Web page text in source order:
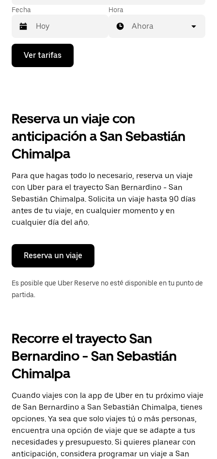
Fecha
Presiona
flecha
el
y
selecciona
una
Presiona
la
tecla Esc
para
cerrar
el
calendario.
Hora
Ahora
Ver tarifas
Reserva un viaje con
anticipación a San Sebastián
Chimalpa
Para que hagas todo lo necesario, reserva un viaje
con Uber para el trayecto San Bernardino - San
Sebastián Chimalpa. Solicita un viaje hasta 90 días
antes de tu viaje, en cualquier momento y en
cualquier día del año.
Reserva un viaje
Es posible que Uber Reserve no esté disponible en tu punto de
partida.
Recorre el trayecto San
Bernardino - San Sebastián
Chimalpa
Cuando viajes con la app de Uber en tu próximo viaje
de San Bernardino a San Sebastián Chimalpa, tienes
opciones. Ya sea que solo viajes tú o más personas,
encuentra una opción de viaje que se adapte a tus
necesidades y presupuesto. Si quieres planear con
anticipación, considera programar un viaje a San